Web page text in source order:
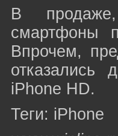
В
смартфоны
Впрочем,
отказались
iPhone HD.
Теги: iPhone